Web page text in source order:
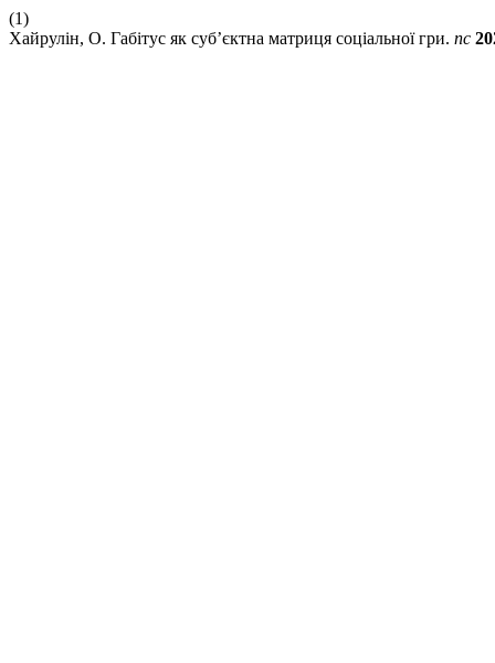
(1)
Хайрулін, О. Габітус як суб’єктна матриця соціальної гри. пс